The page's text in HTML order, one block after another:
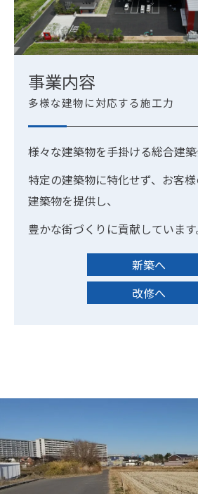
事業内容
多様な建物に対応する施工力
様々な建築物を手掛ける総合建築
特定の建築物に特化せず、お客
建築物を提供し、
豊かな街づくりに貢献しています
新築へ
改修へ